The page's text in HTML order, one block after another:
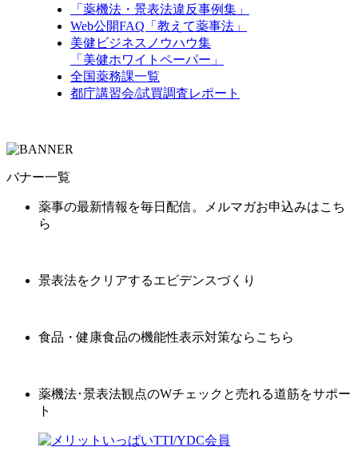
「薬機法・景表法違反事例集」
Web公開FAQ「教えて薬事法」
美健ビジネスノウハウ集
「美健ホワイトペーパー」
全国薬務課一覧
都庁講習会/試買調査レポート
バナー一覧
薬事の最新情報を毎日配信。メルマガお申込みはこち
ら
景表法をクリアするエビデンスづくり
食品・健康食品の機能性表示対策ならこちら
薬機法･景表法観点のWチェックと売れる道筋をサポー
ト